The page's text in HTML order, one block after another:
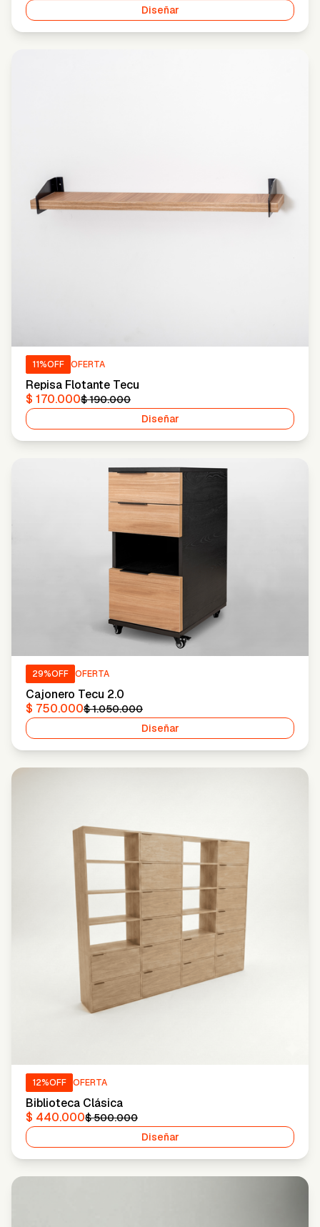
Diseñar
11%OFF OFERTA
Repisa Flotante Tecu
$ 170.000$ 190.000
Diseñar
29%OFF OFERTA
Cajonero Tecu 2.0
$ 750.000$ 1.050.000
Diseñar
12%OFF OFERTA
Biblioteca Clásica
$ 440.000$ 500.000
Diseñar